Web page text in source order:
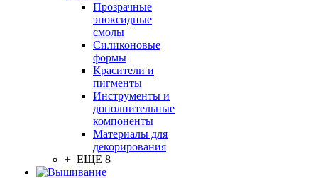
Прозрачные
эпоксидные
смолы
Силиконовые
формы
Красители и
пигменты
Инструменты и
дополнительные
компоненты
Материалы для
декорирования
+ ЕЩЕ 8